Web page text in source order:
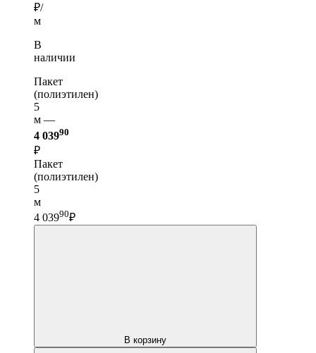
₽/
м
В
наличии
Пакет
(полиэтилен)
5
м —
4 03990
₽
Пакет
(полиэтилен)
5
м
4 03990₽
В корзину